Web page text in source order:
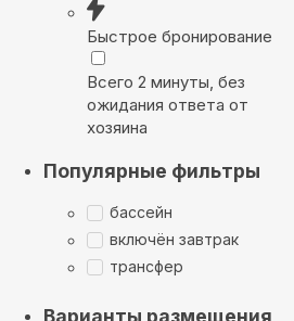
Быстрое бронирование
Всего 2 минуты, без
ожидания ответа от
хозяина
Популярные фильтры
бассейн
включён завтрак
трансфер
Варианты размещения